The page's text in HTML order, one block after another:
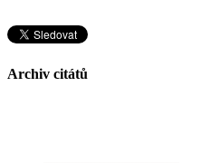
Archiv citátů